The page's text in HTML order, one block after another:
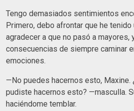
Tengo demasiados sentimientos
Primero, debo afrontar que he tenido
agradecer a que no pasó a mayores,
consecuencias de siempre caminar
emociones.
—No puedes hacernos esto, Maxine.
pudiste hacernos esto? —masculla.
haciéndome temblar.